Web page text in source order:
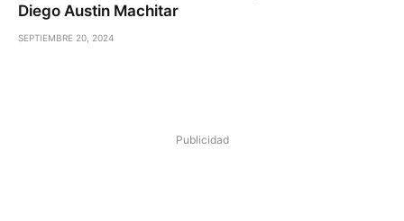
Diego Austin Machitar
SEPTIEMBRE 20, 2024
Publicidad